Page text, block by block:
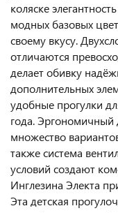
коляске
модных базовых
своему вкусу.
отличаются
делает обивку
дополнительных
удобные прогулки
года. Эргономичный
множество
также система
условий создают
Инглезина Электа
Эта детская